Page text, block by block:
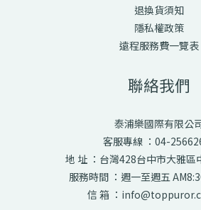
退換貨須知
隱私權政策
遠程服務費一覽表
聯絡我們
泰浦樂國際有限公
客服專線 ：04-
地 址 ：台灣428台中市大雅區
服務時間 ：週一至週五
信 箱 ：